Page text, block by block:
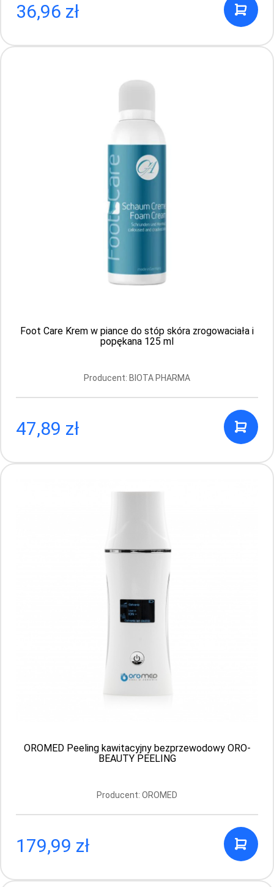
szampon z ekstraktem z czosnku przeciw
wypadaniu włosów 360 ml
Producent: BIOTA PHARMA
Aktualnie brak
Aktualnie brak
36,96 zł
Foot Care Krem w piance do stóp skóra zrogowaciała i
popękana 125 ml
Producent: BIOTA PHARMA
47,89 zł
OROMED Peeling kawitacyjny bezprzewodowy ORO-
BEAUTY PEELING
Producent: OROMED
179,99 zł